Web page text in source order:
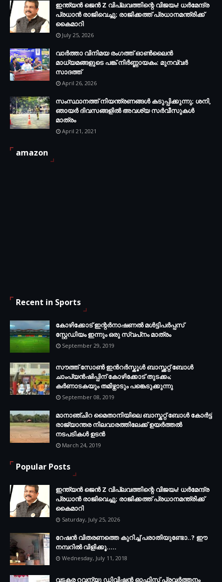
ഇന്ത്യൻ ജെൻ Z വിപ്ലവത്തിന്റെ വിജയം! ധർമേന്ദ്ര
പ്രധാൻ രാജിവെച്ചു; രാജിക്കത്ത് പ്രധാനമന്ത്രിക്ക്
കൈമാറി
July 25, 2026
വാർത്താ വിനിമയ രംഗത്ത് ഓൺലൈൻ
മാധ്യമങ്ങളുടെ പങ്ക് നിർണ്ണായകം: മുനവ്വർ
സാദത്ത്
April 26, 2026
സംസ്ഥാനത്ത് നിയന്ത്രണങ്ങള്‍ കടുപ്പിക്കുന്നു; ശനി,
ഞായര്‍ ദിവസങ്ങളില്‍ അവശ്യ സര്‍വീസുകള്‍
മാത്രം
April 21, 2021
amazon
Recent in Sports
കോഴിക്കോട് ഇന്റര്‍നാഷണല്‍ മള്‍ട്ടിപര്‍പ്പസ്
സ്റ്റേഡിയം ഇന്നും ഒരു സ്വപ്‌നം മാത്രം
September 29, 2019
സൗത്ത് സോണ്‍ ഇന്‍റര്‍സ്കൂള്‍ ബാസ്ക്കറ്റ് ബോൾ
ചാംപ്യന്‍ഷിപ്പിന് കോഴിക്കോട് തുടക്കം;
കർണാടകയും തമിഴ്നാടും പങ്കെടുക്കുന്നു
September 08, 2019
മാനാഞ്ചിറ മൈതാനിയിലെ ബാസ്കറ്റ് ബോള്‍ കോര്‍ട്ട്
രാജ്യാന്തര നിലവാരത്തിലേക്ക് ഉയര്‍ത്തൽ
നടപടികള്‍ ഉടന്‍
March 24, 2019
Popular Posts
ഇന്ത്യൻ ജെൻ Z വിപ്ലവത്തിന്റെ വിജയം! ധർമേന്ദ്ര
പ്രധാൻ രാജിവെച്ചു; രാജിക്കത്ത് പ്രധാനമന്ത്രിക്ക്
കൈമാറി
Saturday, July 25, 2026
റേഷൻ വിതരണത്തെ കുറിച്ച് പരാതിയുണ്ടോ..? ഈ
നമ്പറില്‍ വിളിക്കൂ.....
Wednesday, July 11, 2018
വടകര റവന്യു ഡിവിഷൻ ഓഫിസ് പ്രവർത്തനം